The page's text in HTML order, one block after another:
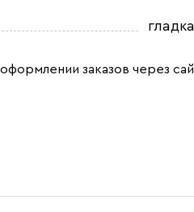
заказов через